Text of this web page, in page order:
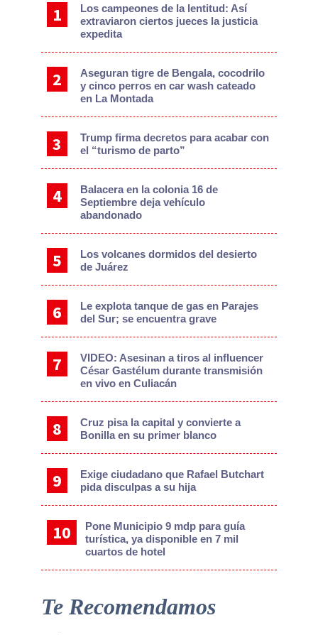
Los campeones de la lentitud: Así
extraviaron ciertos jueces la justicia
expedita
Aseguran tigre de Bengala, cocodrilo
y cinco perros en car wash cateado
en La Montada
Trump firma decretos para acabar con
el “turismo de parto”
Balacera en la colonia 16 de
Septiembre deja vehículo
abandonado
Los volcanes dormidos del desierto
de Juárez
Le explota tanque de gas en Parajes
del Sur; se encuentra grave
VIDEO: Asesinan a tiros al influencer
César Gastélum durante transmisión
en vivo en Culiacán
Cruz pisa la capital y convierte a
Bonilla en su primer blanco
Exige ciudadano que Rafael Butchart
pida disculpas a su hija
Pone Municipio 9 mdp para guía
turística, ya disponible en 7 mil
cuartos de hotel
Te Recomendamos